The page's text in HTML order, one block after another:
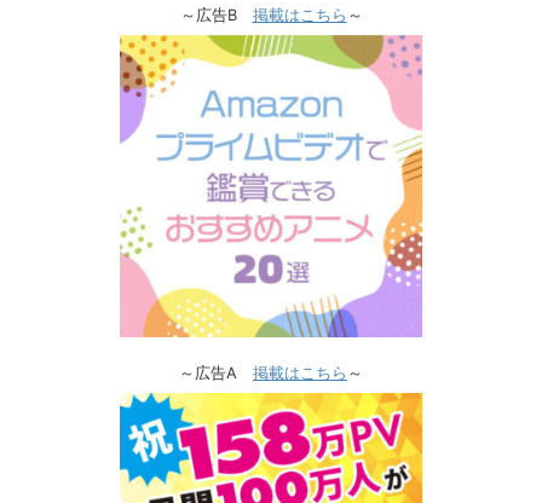
～広告B 掲載はこちら ～
～広告A 掲載はこちら ～